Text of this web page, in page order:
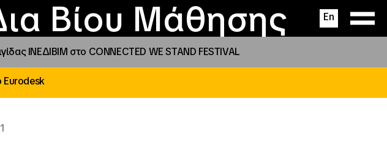
Βίου Μάθησης En
δράσεις
Εστίες
ΙΝΕΔΙΒΙΜ στο CONNECTED WE STAND FESTIVAL
Eurodesk